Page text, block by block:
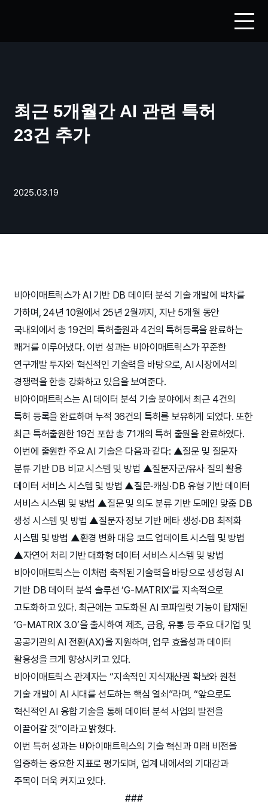
최근 5개월간 AI 관련 특허
23건 추가
2025.03.19
비아이매트릭스가 AI 기반 DB 데이터 분석 기술 개발에 박차를
가하며, 24년 10월에서 25년 2월까지, 지난 5개월 동안
국내외에서 총 19건의 특허출원과 4건의 특허등록을 완료하는
쾌거를 이루어냈다. 이번 성과는 비아이매트릭스가 꾸준한
연구개발 투자와 혁신적인 기술력을 바탕으로, AI 시장에서의
경쟁력을 한층 강화하고 있음을 보여준다.
비아이매트릭스는 AI 데이터 분석 기술 분야에서 최근 4건의
특허 등록을 완료하며 누적 36건의 특허를 보유하게 되었다. 또한
최근 특허출원한 19건 포함 총 71개의 특허 출원을 완료하였다.
이번에 출원한 주요 AI 기술은 다음과 같다: ▲질문 및 질문자
분류 기반 DB 비교 시스템 및 방법 ▲질문자군/유사 질의 활용
데이터 서비스 시스템 및 방법 ▲질문·캐싱·DB 유형 기반 데이터
서비스 시스템 및 방법 ▲질문 및 의도 분류 기반 도메인 맞춤 DB
생성 시스템 및 방법 ▲질문자 정보 기반 메타 생성·DB 최적화
시스템 및 방법 ▲환경 변화 대응 코드 업데이트 시스템 및 방법
▲자연어 처리 기반 대화형 데이터 서비스 시스템 및 방법
비아이매트릭스는 이처럼 축적된 기술력을 바탕으로 생성형 AI
기반 DB 데이터 분석 솔루션 ‘G-MATRIX’를 지속적으로
고도화하고 있다. 최근에는 고도화된 AI 코파일럿 기능이 탑재된
‘G-MATRIX 3.0’을 출시하여 제조, 금융, 유통 등 주요 대기업 및
공공기관의 AI 전환(AX)을 지원하며, 업무 효율성과 데이터
활용성을 크게 향상시키고 있다.
비아이매트릭스 관계자는 “지속적인 지식재산권 확보와 원천
기술 개발이 AI 시대를 선도하는 핵심 열쇠”라며, “앞으로도
혁신적인 AI 융합 기술을 통해 데이터 분석 사업의 발전을
이끌어갈 것”이라고 밝혔다.
이번 특허 성과는 비아이매트릭스의 기술 혁신과 미래 비전을
입증하는 중요한 지표로 평가되며, 업계 내에서의 기대감과
주목이 더욱 커지고 있다.
###